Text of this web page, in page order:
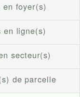
en foyer(s)
en ligne(s)
secteur(s)
de parcelle